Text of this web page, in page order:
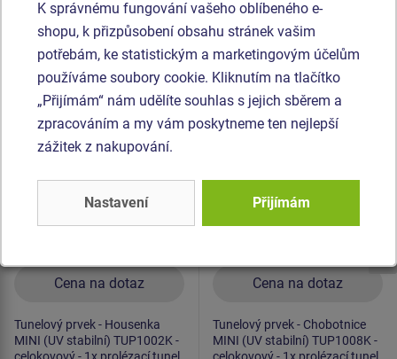
Produkt - TUP-1002K-10
Tunelový prvek -
Housenka MINI (UV
stabilní) TUP1002K -
celokovový
Cena na dotaz
Novinka
Tunelový prvek - Housenka
MINI (UV stabilní) TUP1002K -
Produkt - TUP-1008K-10
Tunelový prvek -
Chobotnice MINI (UV
stabilní) TUP1008K -
celokovový
Cena na dotaz
Tunelový prvek - Chobotnice
MINI (UV stabilní) TUP1008K -
K správnému fungování vašeho oblíbeného e-
shopu, k přizpůsobení obsahu stránek vašim
potřebám, ke statistickým a marketingovým účelům
používáme soubory cookie. Kliknutím na tlačítko
„Přijímám“ nám udělíte souhlas s jejich sběrem a
zpracováním a my vám poskytneme ten nejlepší
zážitek z nakupování.
Nastavení Přijímám